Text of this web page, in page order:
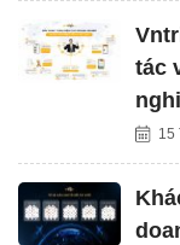
tác
15